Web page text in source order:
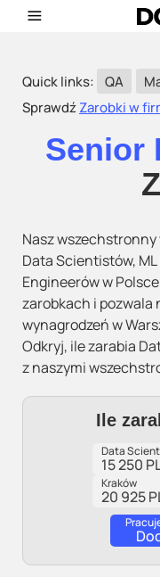
Quick links: QA
SprawdźZarobki w
Senior
Nasz
Data Scientistów,
Engineerów w
zarobkach i pozwala
wynagrodzeń w
Odkryj, ile zarabia
z naszymi
Ile
Data
15 250
Kraków
20 925